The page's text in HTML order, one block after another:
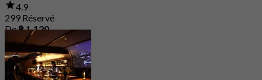
4.9
299 Réservé
De฿ 1,120